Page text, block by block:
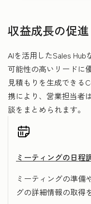
収益成長の促進
AIを活用したSales
可能性の高いリードに
見積もりを生成できる
携により、営業担当者
談をまとめられます。
ミーティングの日程
ミーティングの準備
グの詳細情報の取得